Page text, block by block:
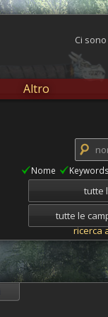
Ci
Altro
Nome Keywords
tutte
tutte le
ricerca